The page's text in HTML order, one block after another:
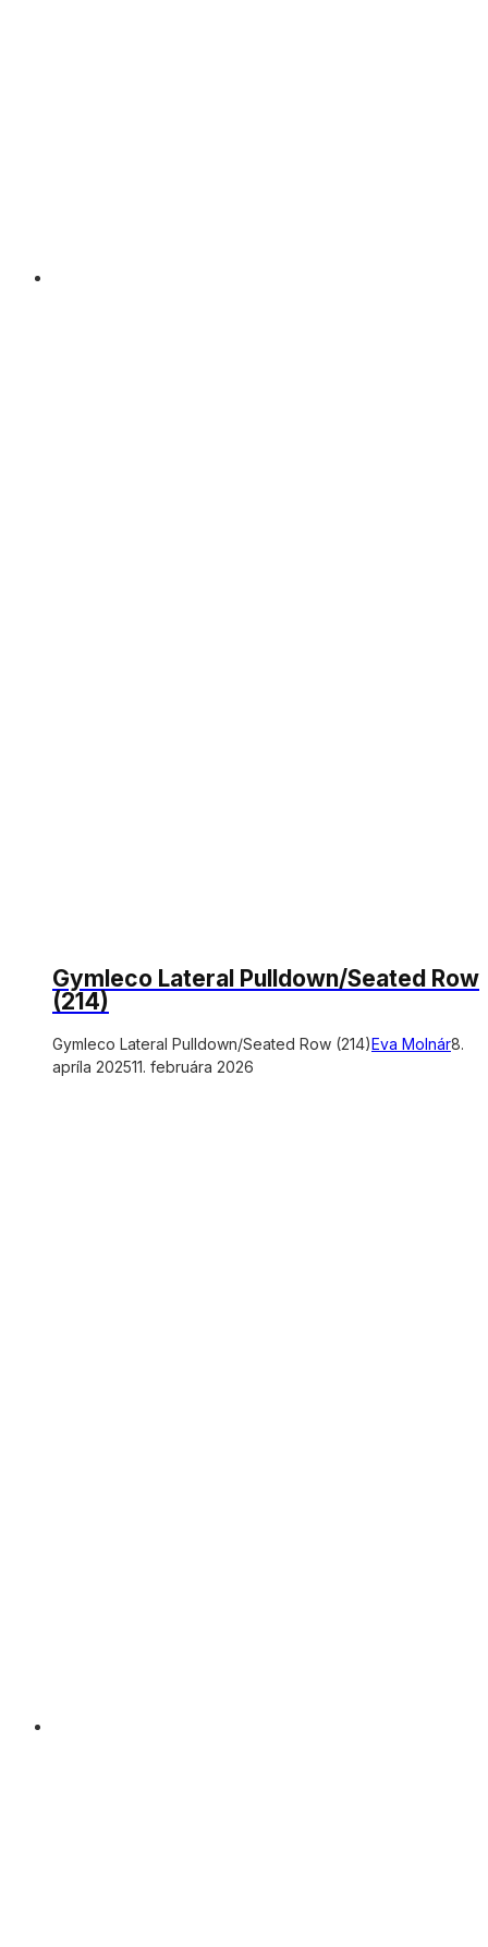
Gymleco Lateral Pulldown/Seated Row
(214)
Gymleco Lateral Pulldown/Seated Row (214)Eva Molnár8.
apríla 202511. februára 2026